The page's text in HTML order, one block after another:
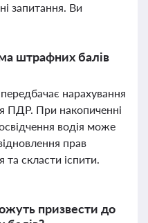
запитання. Ви
штрафних балів
нарахування
ПДР. При накопиченні
водія може
прав
та скласти іспити.
призвести до